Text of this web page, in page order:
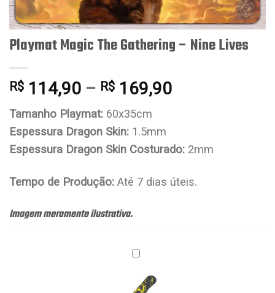
Playmat Magic The Gathering – Nine Lives
R$ 114,90 – R$ 169,90
Tamanho Playmat: 60x35cm
Espessura Dragon Skin: 1.5mm
Espessura Dragon Skin Costurado: 2mm
Tempo de Produção: Até 7 dias úteis.
Imagem meramente ilustrativa.
Porta